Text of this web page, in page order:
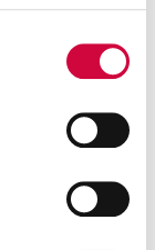
. Voit muuttaa
lain